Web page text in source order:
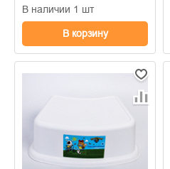
В наличии 1 шт
В корзину